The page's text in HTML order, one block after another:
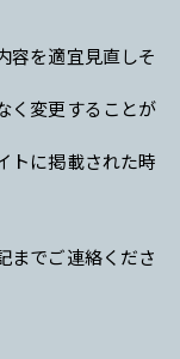
容を適宜見直しそ
く変更することが
トに掲載された時
までご連絡くださ